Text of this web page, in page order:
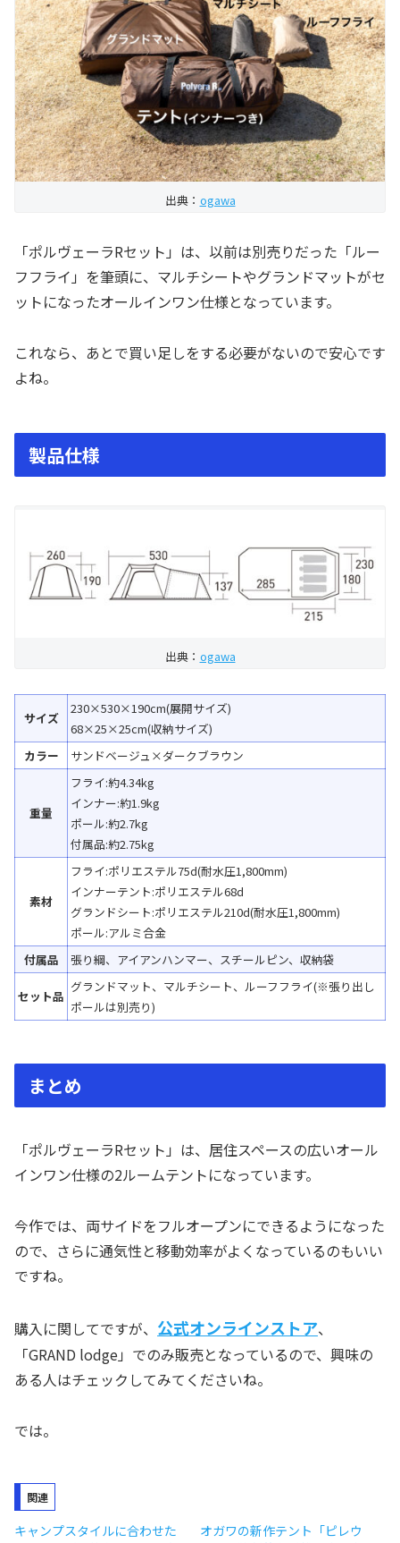
出典： ogawa
「ポルヴェーラRセット」は、以前は別売りだった「ルー
フフライ」を筆頭に、マルチシートやグランドマットがセ
ットになったオールインワン仕様となっています。
これなら、あとで買い足しをする必要がないので安心です
よね。
製品仕様
出典： ogawa
サイズ
230×530×190cm(展開サイズ)
68×25×25cm(収納サイズ)
カラー
サンドベージュ×ダークブラウン
重量
フライ:約4.34kg
インナー:約1.9kg
ポール:約2.7kg
付属品:約2.75kg
素材
フライ:ポリエステル75d(耐水圧1,800mm)
インナーテント:ポリエステル68d
グランドシート:ポリエステル210d(耐水圧1,800mm)
ポール:アルミ合金
付属品
張り綱、アイアンハンマー、スチールピン、収納袋
セット品
グランドマット、マルチシート、ルーフフライ(※張り出し
ポールは別売り)
まとめ
「ポルヴェーラRセット」は、居住スペースの広いオール
インワン仕様の2ルームテントになっています。
今作では、両サイドをフルオープンにできるようになった
ので、さらに通気性と移動効率がよくなっているのもいい
ですね。
購入に関してですが、 公式オンラインストア、
「GRAND lodge」でのみ販売となっているので、興味の
ある人はチェックしてみてくださいね。
では。
関連
キャンプスタイルに合わせた
オガワの新作テント「ピレウ